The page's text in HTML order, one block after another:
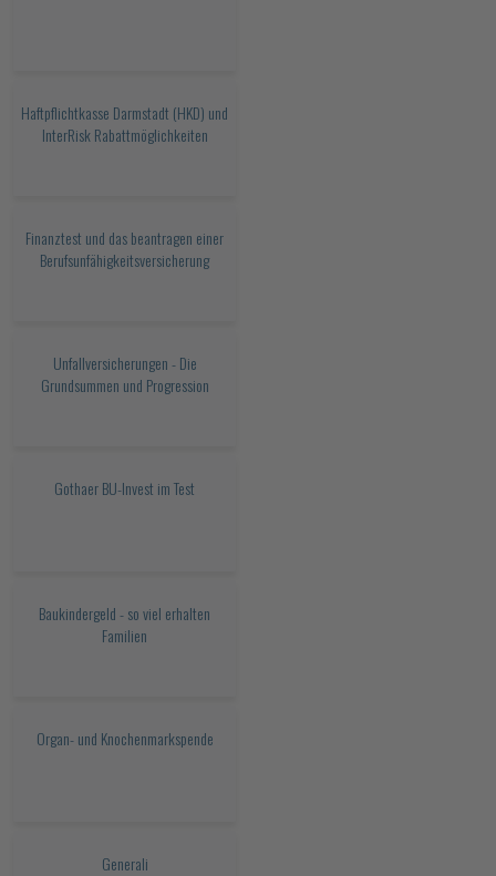
Haftpflichtkasse Darmstadt (HKD) und
InterRisk Rabattmöglichkeiten
Finanztest und das beantragen einer
Berufsunfähigkeitsversicherung
Unfallversicherungen - Die
Grundsummen und Progression
Gothaer BU-Invest im Test
Baukindergeld - so viel erhalten
Familien
Organ- und Knochenmarkspende
Generali